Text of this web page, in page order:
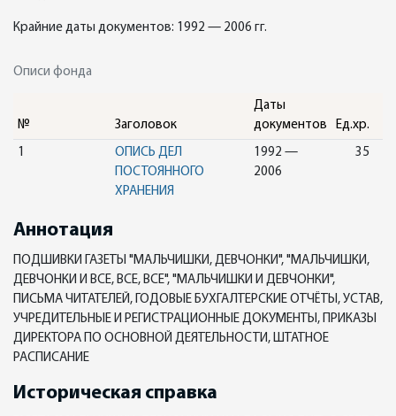
Крайние даты документов: 1992 — 2006 гг.
Описи фонда
№ Заголовок
Даты
документов
Ед.хр.
1
ОПИСЬ ДЕЛ
ПОСТОЯННОГО
ХРАНЕНИЯ
1992 —
2006
35
Аннотация
ПОДШИВКИ ГАЗЕТЫ "МАЛЬЧИШКИ, ДЕВЧОНКИ", "МАЛЬЧИШКИ,
ДЕВЧОНКИ И ВСЕ, ВСЕ, ВСЕ", "МАЛЬЧИШКИ И ДЕВЧОНКИ",
ПИСЬМА ЧИТАТЕЛЕЙ, ГОДОВЫЕ БУХГАЛТЕРСКИЕ ОТЧЁТЫ, УСТАВ,
УЧРЕДИТЕЛЬНЫЕ И РЕГИСТРАЦИОННЫЕ ДОКУМЕНТЫ, ПРИКАЗЫ
ДИРЕКТОРА ПО ОСНОВНОЙ ДЕЯТЕЛЬНОСТИ, ШТАТНОЕ
РАСПИСАНИЕ
Историческая справка